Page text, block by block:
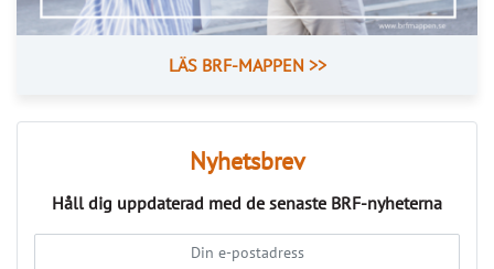
Nyhetsbrev
Håll dig uppdaterad med de senaste
PRENUMERERA
ANNONS